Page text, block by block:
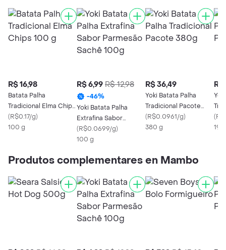
R$ 16,98
Batata Palha
Tradicional Elma Chips
100 g
(R$0.17/g)
100 g
R$ 6,99 R$ 12,98
-46%
Yoki Batata Palha
Extrafina Sabor
Parmesão Sachê 100g
(R$0.0699/g)
100 g
R$ 36,49
Yoki Batata Palha
Tradicional Pacote
380g
(R$0.0961/g)
380 g
R$
(
195
Produtos complementares en Mambo